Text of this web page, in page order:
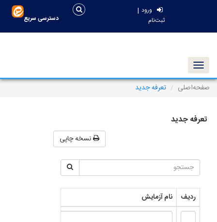
ورود |
ثبت‌نام دسترسی سریع
Toggle navigation
صفحه‌اصلی
تعرفه جدید
تعرفه جدید
نسخه چاپی
ردیف نام آزمایش